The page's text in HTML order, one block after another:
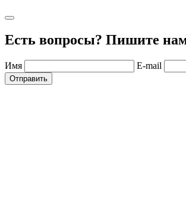
Есть вопросы? Пишите
Имя E-mail